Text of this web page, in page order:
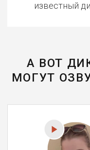
известный
А ВОТ
МОГУТ